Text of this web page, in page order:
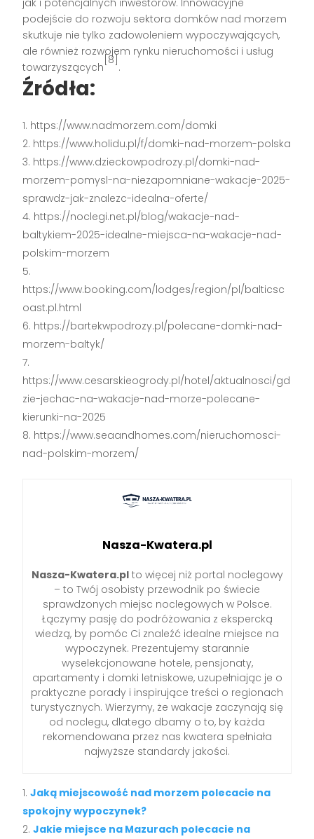
jak i potencjalnych inwestorów. Innowacyjne
podejście do rozwoju sektora domków nad morzem
skutkuje nie tylko zadowoleniem wypoczywających,
ale również rozwojem rynku nieruchomości i usług
towarzyszących
[8]
.
Źródła:
https://www.nadmorzem.com/domki
https://www.holidu.pl/f/domki-nad-morzem-polska
https://www.dzieckowpodrozy.pl/domki-nad-
morzem-pomysl-na-niezapomniane-wakacje-2025-
sprawdz-jak-znalezc-idealna-oferte/
https://noclegi.net.pl/blog/wakacje-nad-
baltykiem-2025-idealne-miejsca-na-wakacje-nad-
polskim-morzem
https://www.booking.com/lodges/region/pl/balticsc
oast.pl.html
https://bartekwpodrozy.pl/polecane-domki-nad-
morzem-baltyk/
https://www.cesarskieogrody.pl/hotel/aktualnosci/gd
zie-jechac-na-wakacje-nad-morze-polecane-
kierunki-na-2025
https://www.seaandhomes.com/nieruchomosci-
nad-polskim-morzem/
Nasza-Kwatera.pl
Nasza-Kwatera.plto więcej niż portal noclegowy
– to Twój osobisty przewodnik po świecie
sprawdzonych miejsc noclegowych w Polsce.
Łączymy pasję do podróżowania z ekspercką
wiedzą, by pomóc Ci znaleźć idealne miejsce na
wypoczynek. Prezentujemy starannie
wyselekcjonowane hotele, pensjonaty,
apartamenty i domki letniskowe, uzupełniając je o
praktyczne porady i inspirujące treści o regionach
turystycznych. Wierzymy, że wakacje zaczynają się
od noclegu, dlatego dbamy o to, by każda
rekomendowana przez nas kwatera spełniała
najwyższe standardy jakości.
Jaką miejscowość nad morzem polecacie na
spokojny wypoczynek?
Jakie miejsce na Mazurach polecacie na